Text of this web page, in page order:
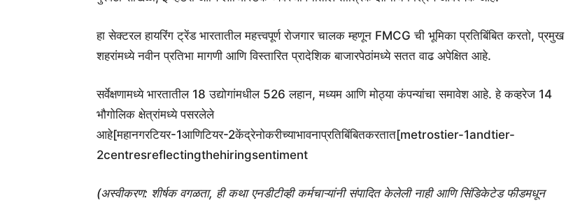
हा सेक्टरल हायरिंग ट्रेंड भारतातील महत्त्वपूर्ण रोजगार चालक म्हणून FMCG ची भूमिका प्रतिबिंबित करतो, प्रमुख
शहरांमध्ये नवीन प्रतिभा मागणी आणि विस्तारित प्रादेशिक बाजारपेठांमध्ये सतत वाढ अपेक्षित आहे.
सर्वेक्षणामध्ये भारतातील 18 उद्योगांमधील 526 लहान, मध्यम आणि मोठ्या कंपन्यांचा समावेश आहे. हे कव्हरेज 14
भौगोलिक क्षेत्रांमध्ये पसरलेले
आहे[महानगरटियर-1आणिटियर-2केंद्रेनोकरीच्याभावनाप्रतिबिंबितकरतात[metrostier-1andtier-
2centresreflectingthehiringsentiment
(अस्वीकरण: शीर्षक वगळता, ही कथा एनडीटीव्ही कर्मचाऱ्यांनी संपादित केलेली नाही आणि सिंडिकेटेड फीडमधून